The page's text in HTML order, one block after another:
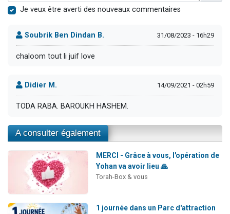
Je veux être averti des nouveaux commentaires
Soubrik Ben Dindan B. 31/08/2023 - 16h29
chaloom tout li juif love
Didier M. 14/09/2021 - 02h59
TODA RABA. BAROUKH HASHEM.
A consulter également
MERCI - Grâce à vous, l'opération de
Yohan va avoir lieu 🙏
Torah-Box & vous
1 journée dans un Parc d'attraction